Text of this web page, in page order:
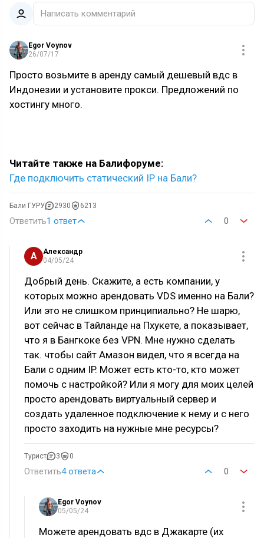
Написать комментарий
Egor Voynov
26/07/17
Просто возьмите в аренду самый дешевый вдс в
Индонезии и установите прокси. Предложений по
хостингу много.
Читайте также на Балифоруме:
Где подключить статический IP на Бали?
Бали ГУРУ 2930 6213
Ответить1 ответ 0
А
Александр
04/05/24
Добрый день. Скажите, а есть компании, у
которых можно арендовать VDS именно на Бали?
Или это не слишком принципиально? Не шарю,
вот сейчас в Тайланде на Пхукете, а показывает,
что я в Бангкоке без VPN. Мне нужно сделать
так. чтобы сайт Амазон видел, что я всегда на
Бали с одним IP. Может есть кто-то, кто может
помочь с настройкой? Или я могу для моих целей
просто арендовать виртуальный сервер и
создать удаленное подключение к нему и с него
просто заходить на нужные мне ресурсы?
Турист 3 0
Ответить4 ответа 0
Egor Voynov
05/05/24
Можете арендовать вдс в Джакарте (их